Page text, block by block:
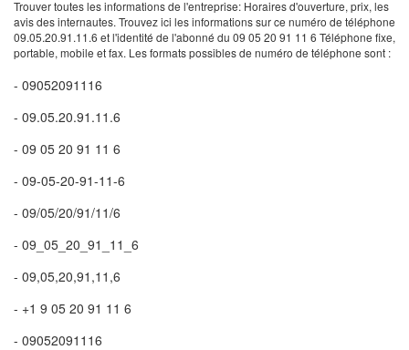
Trouver toutes les informations de l'entreprise: Horaires d'ouverture, prix, les
avis des internautes. Trouvez ici les informations sur ce numéro de téléphone
09.05.20.91.11.6 et l'identité de l'abonné du 09 05 20 91 11 6 Téléphone fixe,
portable, mobile et fax. Les formats possibles de numéro de téléphone sont :
- 09052091116
- 09.05.20.91.11.6
- 09 05 20 91 11 6
- 09-05-20-91-11-6
- 09/05/20/91/11/6
- 09_05_20_91_11_6
- 09,05,20,91,11,6
- +1 9 05 20 91 11 6
- 09052091116